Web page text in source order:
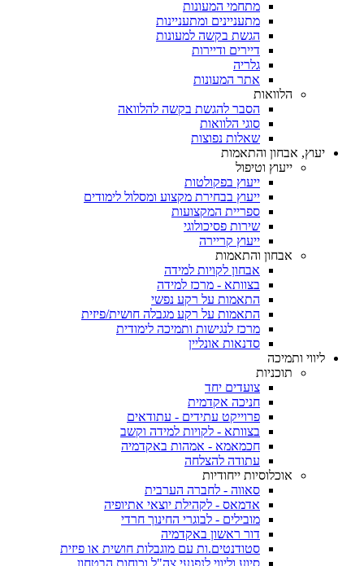
מתחמי המעונות
מתעניינים ומתעניינות
הגשת בקשה למעונות
דיירים ודיירות
גלריה
אתר המעונות
הלוואות
הסבר להגשת בקשה להלוואה
סוגי הלוואות
שאלות נפוצות
יעוץ, אבחון והתאמות
ייעוץ וטיפול
ייעוץ בפקולטות
ייעוץ בבחירת מקצוע ומסלול לימודים
ספריית המקצועות
שירות פסיכולוגי
ייעוץ קריירה
אבחון והתאמות
אבחון לקויות למידה
בצוותא - מרכז למידה
התאמות על רקע נפשי
התאמות על רקע מגבלה חושית/פיזית
מרכז לנגישות ותמיכה לימודית
סדנאות אונליין
ליווי ותמיכה
תוכניות
צועדים יחד
חניכה אקדמית
פרוייקט עתידים - עתודאים
בצוותא - לקויות למידה וקשב
חכמאמא - אמהות באקדמיה
עתודה להצלחה
אוכלוסיות ייחודיות
סאווה - לחברה הערבית
אדמאס - לקהילת יוצאי אתיופיה
מובילים - לבוגרי החינוך חרדי
דור ראשון באקדמיה
סטודנטים.ות עם מוגבלות חושית או פיזית
סיוע וליווי לנפגעי צה"ל וכוחות הבטחון